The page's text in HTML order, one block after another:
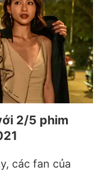
2/5 phim
các fan của